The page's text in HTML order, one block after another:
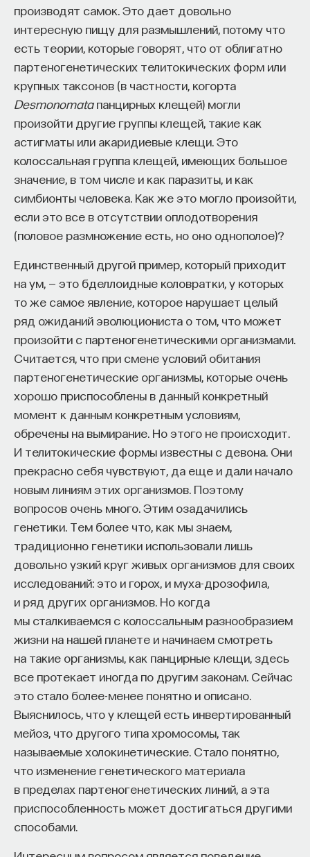
производят самок. Это дает довольно
интересную пищу для размышлений, потому что
есть теории, которые говорят, что от облигатно
партеногенетических телитокических форм или
крупных таксонов (в частности, когорта
Desmonomataпанцирных клещей) могли
произойти другие группы клещей, такие как
астигматы или акаридиевые клещи. Это
колоссальная группа клещей, имеющих большое
значение, в том числе и как паразиты, и как
симбионты человека. Как же это могло произойти,
если это все в отсутствии оплодотворения
(половое размножение есть, но оно однополое)?
Единственный другой пример, который приходит
на ум, — это бделлоидные коловратки, у которых
то же самое явление, которое нарушает целый
ряд ожиданий эволюциониста о том, что может
произойти с партеногенетическими организмами.
Считается, что при смене условий обитания
партеногенетические организмы, которые очень
хорошо приспособлены в данный конкретный
момент к данным конкретным условиям,
обречены на вымирание. Но этого не происходит.
И телитокические формы известны с девона. Они
прекрасно себя чувствуют, да еще и дали начало
новым линиям этих организмов. Поэтому
вопросов очень много. Этим озадачились
генетики. Тем более что, как мы знаем,
традиционно генетики использовали лишь
довольно узкий круг живых организмов для своих
исследований: это и горох, и муха-дрозофила,
и ряд других организмов. Но когда
мы сталкиваемся с колоссальным разнообразием
жизни на нашей планете и начинаем смотреть
на такие организмы, как панцирные клещи, здесь
все протекает иногда по другим законам. Сейчас
это стало более-менее понятно и описано.
Выяснилось, что у клещей есть инвертированный
мейоз, что другого типа хромосомы, так
называемые холокинетические. Стало понятно,
что изменение генетического материала
в пределах партеногенетических линий, а эта
приспособленность может достигаться другими
способами.